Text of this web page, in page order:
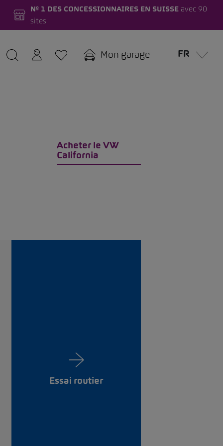
Nº 1 DES CONCESSIONNAIRES EN SUISSEavec 90
sites
Mon garage FR
Acheter le VW
California
Essai routier